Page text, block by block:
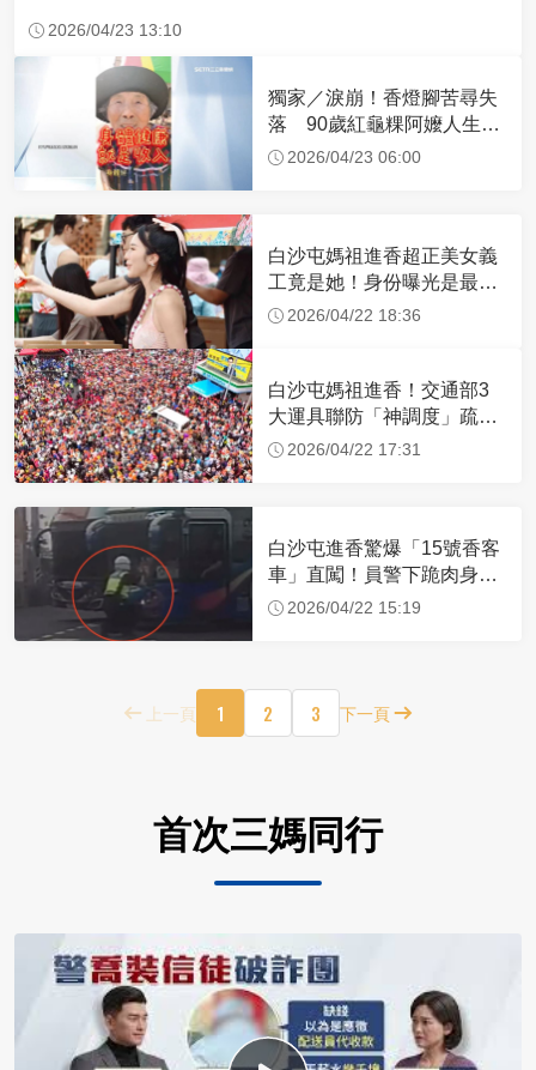
2026/04/23 13:10
獨家／淚崩！香燈腳苦尋失
落 90歲紅龜粿阿嬤人生謝
幕2026/04/23 06:00
白沙屯媽祖進香超正美女義
工竟是她！身份曝光是最美
禮生 一輩子不結婚
2026/04/22 18:36
白沙屯媽祖進香！交通部3
大運具聯防「神調度」疏運
32.1萬創新高
2026/04/22 17:31
白沙屯進香驚爆「15號香客
車」直闖！員警下跪肉身擋
車：讓行人先過
2026/04/22 15:19
上一頁 1 2 3 下一頁
首次三媽同行